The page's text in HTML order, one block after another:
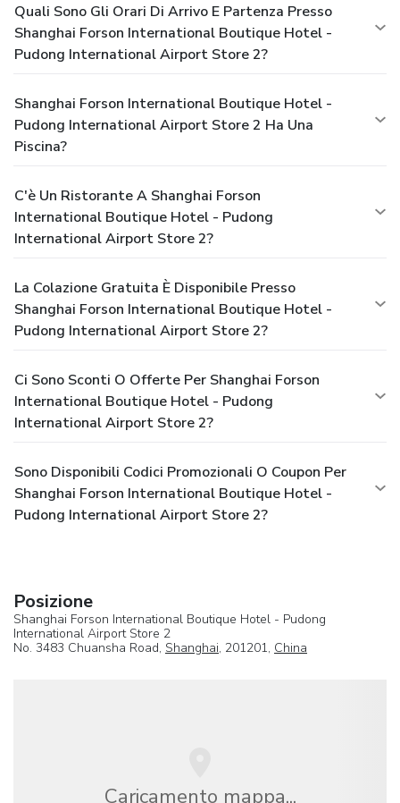
Quali Sono Gli Orari Di Arrivo E Partenza Presso
Shanghai Forson International Boutique Hotel -
Pudong International Airport Store 2?
Shanghai Forson International Boutique Hotel -
Pudong International Airport Store 2 Ha Una
Piscina?
C'è Un Ristorante A Shanghai Forson
International Boutique Hotel - Pudong
International Airport Store 2?
La Colazione Gratuita È Disponibile Presso
Shanghai Forson International Boutique Hotel -
Pudong International Airport Store 2?
Ci Sono Sconti O Offerte Per Shanghai Forson
International Boutique Hotel - Pudong
International Airport Store 2?
Sono Disponibili Codici Promozionali O Coupon Per
Shanghai Forson International Boutique Hotel -
Pudong International Airport Store 2?
Posizione
Shanghai Forson International Boutique Hotel - Pudong
International Airport Store 2
No. 3483 Chuansha Road, Shanghai, 201201, China
Caricamento mappa...